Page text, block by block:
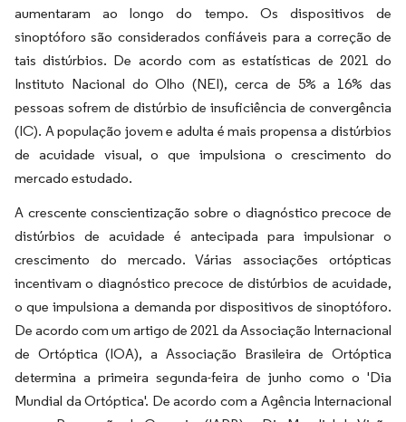
aumentaram ao longo do tempo. Os dispositivos de
sinoptóforo são considerados confiáveis para a correção de
tais distúrbios. De acordo com as estatísticas de 2021 do
Instituto Nacional do Olho (NEI), cerca de 5% a 16% das
pessoas sofrem de distúrbio de insuficiência de convergência
(IC). A população jovem e adulta é mais propensa a distúrbios
de acuidade visual, o que impulsiona o crescimento do
mercado estudado.
A crescente conscientização sobre o diagnóstico precoce de
distúrbios de acuidade é antecipada para impulsionar o
crescimento do mercado. Várias associações ortópticas
incentivam o diagnóstico precoce de distúrbios de acuidade,
o que impulsiona a demanda por dispositivos de sinoptóforo.
De acordo com um artigo de 2021 da Associação Internacional
de Ortóptica (IOA), a Associação Brasileira de Ortóptica
determina a primeira segunda-feira de junho como o 'Dia
Mundial da Ortóptica'. De acordo com a Agência Internacional